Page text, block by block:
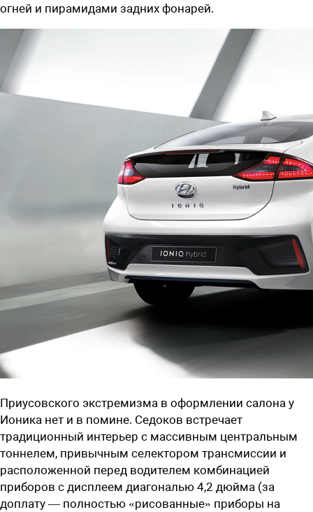
огней и пирамидами задних фонарей.
Приусовского экстремизма в оформлении салона у
Ионика нет и в помине. Седоков встречает
традиционный интерьер с массивным центральным
тоннелем, привычным селектором трансмиссии и
расположенной перед водителем комбинацией
приборов с дисплеем диагональю 4,2 дюйма (за
доплату — полностью «рисованные» приборы на